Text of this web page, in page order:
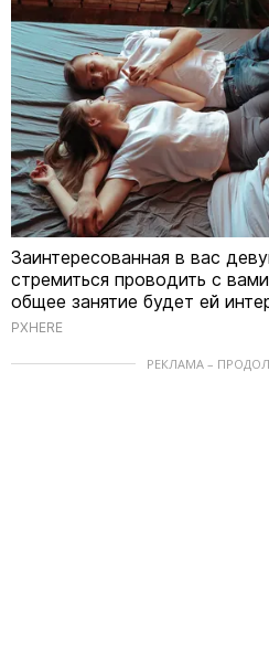
Заинтересованная в вас
стремиться проводить с
общее занятие будет ей
PXHERE
РЕКЛАМА –